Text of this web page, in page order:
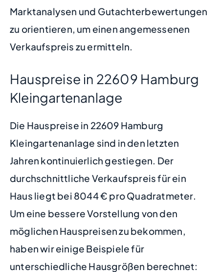
Marktanalysen und Gutachterbewertungen
zu orientieren, um einen angemessenen
Verkaufspreis zu ermitteln.
Hauspreise in 22609 Hamburg
Kleingartenanlage
Die Hauspreise in 22609 Hamburg
Kleingartenanlage sind in den letzten
Jahren kontinuierlich gestiegen. Der
durchschnittliche Verkaufspreis für ein
Haus liegt bei 8044 € pro Quadratmeter.
Um eine bessere Vorstellung von den
möglichen Hauspreisen zu bekommen,
haben wir einige Beispiele für
unterschiedliche Hausgrößen berechnet: